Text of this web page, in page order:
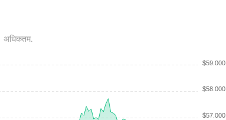
अधिकतम.
$57.000
$58.000
$59.000